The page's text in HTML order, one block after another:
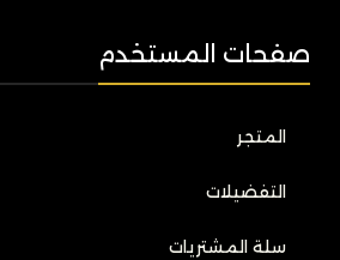
صفحات المستخدم
المتجر
التفضيلات
سلة المشتريات